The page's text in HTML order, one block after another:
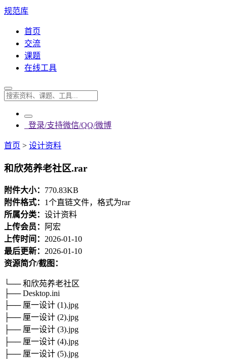
规范库
首页
交流
课题
在线工具
登录/支持微信/QQ/微博
首页 > 设计资料
和欣苑养老社区.rar
附件大小： 770.83KB
附件格式： 1个直链文件，格式为rar
所属分类： 设计资料
上传会员：
阿宏
上传时间： 2026-01-10
最后更新： 2026-01-10
资源简介/截图：
└── 和欣苑养老社区
├── Desktop.ini
├── 厘一设计 (1).jpg
├── 厘一设计 (2).jpg
├── 厘一设计 (3).jpg
├── 厘一设计 (4).jpg
├── 厘一设计 (5).jpg